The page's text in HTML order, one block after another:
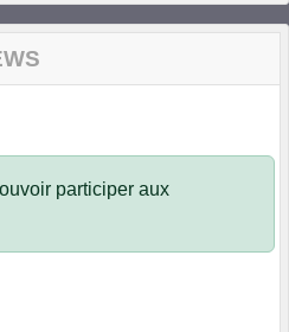
participer aux